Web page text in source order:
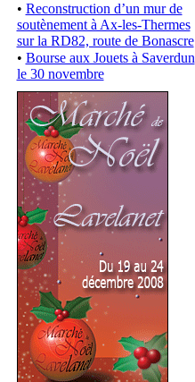
• Reconstruction d’un mur de
soutènement à Ax-les-Thermes
sur la RD82, route de Bonascre
• Bourse aux Jouets à Saverdun
le 30 novembre